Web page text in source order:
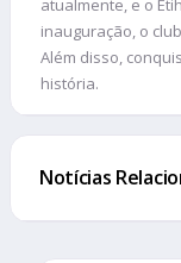
atualmente, e o
inauguração, o
Além disso,
história.
Notícias